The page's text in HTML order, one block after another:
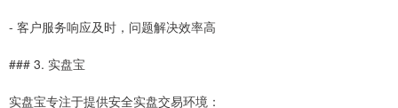
- 客户服务响应及时，问题解决效率高
### 3. 实盘宝
实盘宝专注于提供安全实盘交易环境：